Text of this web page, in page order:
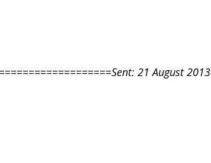
Sent: 21 August 2013